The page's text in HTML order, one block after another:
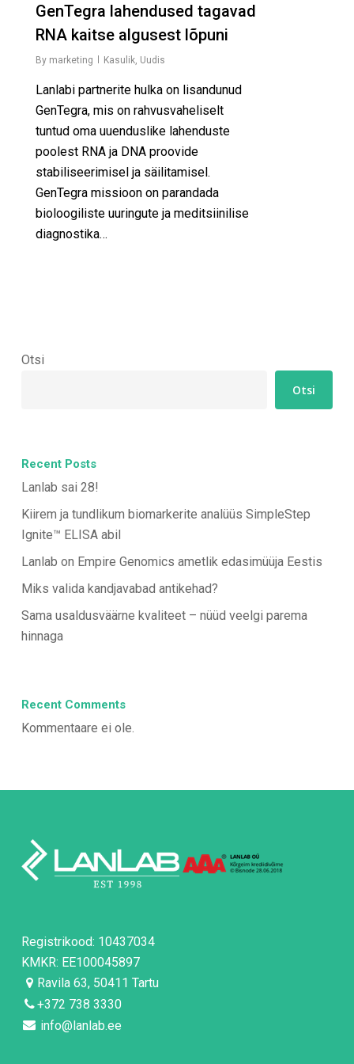
GenTegra lahendused tagavad
RNA kaitse algusest lõpuni
By marketing Kasulik, Uudis
Lanlabi partnerite hulka on lisandunud
GenTegra, mis on rahvusvaheliselt
tuntud oma uuenduslike lahenduste
poolest RNA ja DNA proovide
stabiliseerimisel ja säilitamisel.
GenTegra missioon on parandada
bioloogiliste uuringute ja meditsiinilise
diagnostika…
Otsi
Otsi
Recent Posts
Lanlab sai 28!
Kiirem ja tundlikum biomarkerite analüüs SimpleStep
Ignite™ ELISA abil
Lanlab on Empire Genomics ametlik edasimüüja Eestis
Miks valida kandjavabad antikehad?
Sama usaldusväärne kvaliteet – nüüd veelgi parema
hinnaga
Recent Comments
Kommentaare ei ole.
Registrikood: 10437034
KMKR: EE100045897
Ravila 63, 50411 Tartu
+372 738 3330
info@lanlab.ee